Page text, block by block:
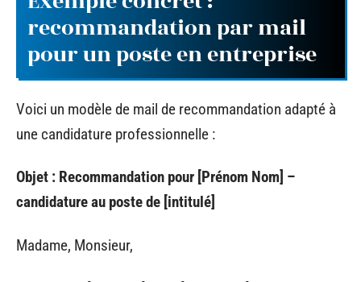
recommandation par mail
pour un poste en entreprise
Voici un modèle de mail de recommandation adapté à
une candidature professionnelle :
Objet : Recommandation pour [Prénom Nom] –
candidature au poste de [intitulé]
Madame, Monsieur,